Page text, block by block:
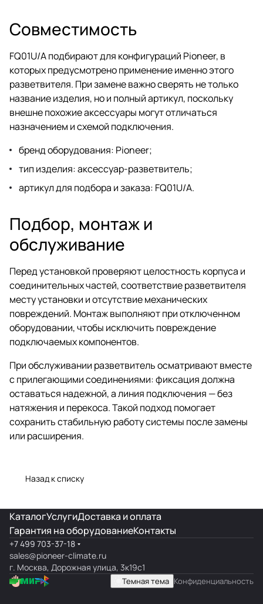
Совместимость
FQ01U/A подбирают для конфигураций Pioneer, в
которых предусмотрено применение именно этого
разветвителя. При замене важно сверять не только
название изделия, но и полный артикул, поскольку
внешне похожие аксессуары могут отличаться
назначением и схемой подключения.
бренд оборудования: Pioneer;
тип изделия: аксессуар-разветвитель;
артикул для подбора и заказа: FQ01U/A.
Подбор, монтаж и
обслуживание
Перед установкой проверяют целостность корпуса и
соединительных частей, соответствие разветвителя
месту установки и отсутствие механических
повреждений. Монтаж выполняют при отключенном
оборудовании, чтобы исключить повреждение
подключаемых компонентов.
При обслуживании разветвитель осматривают вместе
с прилегающими соединениями: фиксация должна
оставаться надежной, а линия подключения — без
натяжения и перекоса. Такой подход помогает
сохранить стабильную работу системы после замены
или расширения.
Назад к списку
КаталогУслугиДоставка и оплата
Гарантия на оборудованиеКонтакты
+7 499 703-37-18
sales@pioneer-climate.ru
г. Москва, Дорожная улица, 3к19с1
Темная тема Конфиденциальность